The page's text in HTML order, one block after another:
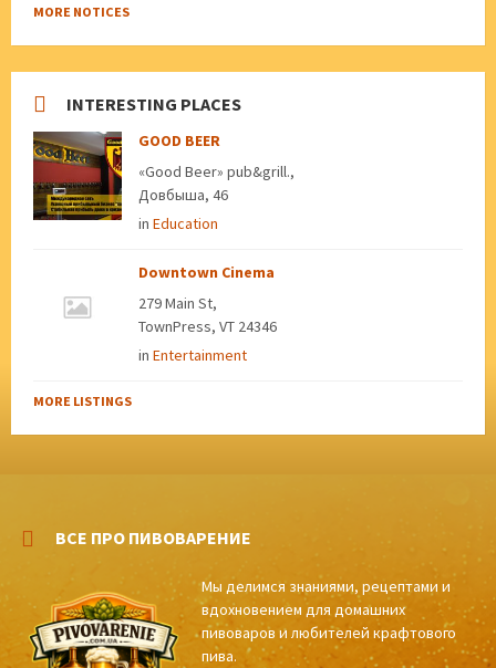
MORE NOTICES
INTERESTING PLACES
GOOD BEER
«Good Beer» pub&grill.,
Довбыша, 46
in Education
Downtown Cinema
279 Main St,
TownPress, VT 24346
in Entertainment
MORE LISTINGS
ВСЕ ПРО ПИВОВАРЕНИЕ
Мы делимся знаниями, рецептами и
вдохновением для домашних
пивоваров и любителей крафтового
пива.